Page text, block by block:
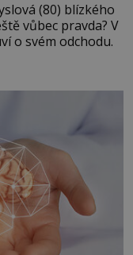
(80) blízkého
vůbec pravda? V
o svém odchodu.